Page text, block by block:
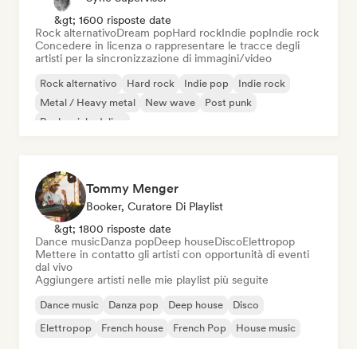
&gt; 1600 risposte date
Rock alternativoDream popHard rockIndie popIndie rock
Concedere in licenza o rappresentare le tracce degli
artisti per la sincronizzazione di immagini/video
Rock alternativo Hard rock Indie pop
Indie rock
Metal / Heavy metal
New wave
Post punk
Rock psichedelico
Tommy Menger
Booker, Curatore Di Playlist
&gt; 1800 risposte date
Dance musicDanza popDeep houseDiscoElettropop
Mettere in contatto gli artisti con opportunità di eventi
dal vivo
Aggiungere artisti nelle mie playlist più seguite
Dance music Danza pop Deep house
Disco
Elettropop
French house French Pop House music